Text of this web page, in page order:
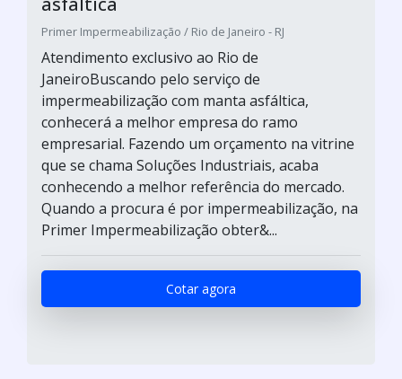
Primer Impermeabilização / Rio de Janeiro - RJ
Atendimento exclusivo ao Rio de
JaneiroBuscando pelo serviço de
impermeabilização com manta asfáltica,
conhecerá a melhor empresa do ramo
empresarial. Fazendo um orçamento na vitrine
que se chama Soluções Industriais, acaba
conhecendo a melhor referência do mercado.
Quando a procura é por impermeabilização, na
Primer Impermeabilização obter&...
Cotar agora